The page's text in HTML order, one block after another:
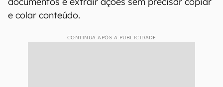
e colar conteúdo.
CONTINUA APÓS A PUBLICIDADE